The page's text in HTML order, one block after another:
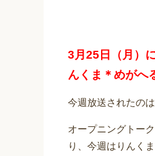
3月25日（月）
んくま＊めがへ
今週放送されたの
オープニングトー
り、今週はりんく